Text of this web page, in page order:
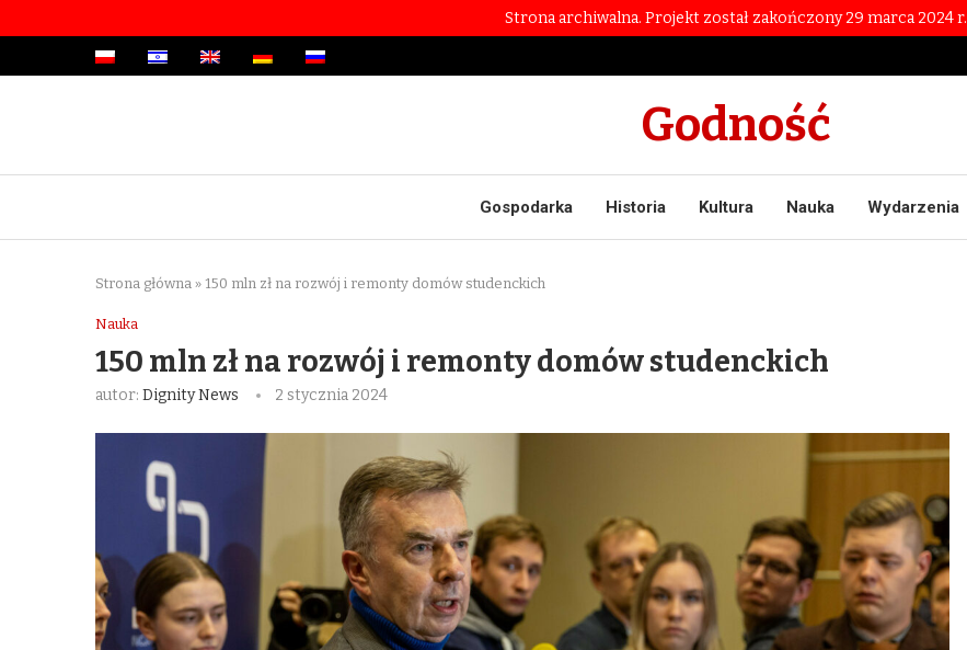
Strona archiwalna. Projekt został zakończony 29 marca 2024 r.
Godność
Gospodarka Historia Kultura Nauka Wydarzenia
Strona główna » 150 mln zł na rozwój i remonty domów studenckich
Nauka
150 mln zł na rozwój i remonty domów studenckich
autor: Dignity News 2 stycznia 2024